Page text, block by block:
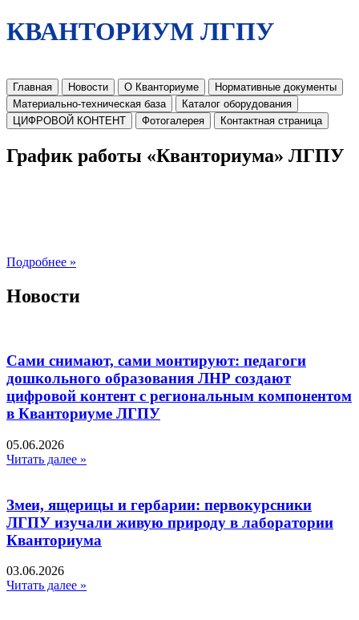
КВАНТОРИУМ ЛГПУ
Главная Новости О Кванториуме
Нормативные документы
Материально-техническая база
Каталог оборудования
ЦИФРОВОЙ КОНТЕНТ
Фотогалерея Контактная страница
График работы «Кванториума» ЛГПУ
Подробнее »
Новости
Сами снимают, сами монтируют: педагоги
дошкольного образования ЛНР создают
цифровой контент с региональным компонентом
в Кванториуме ЛГПУ​
05.06.2026
Читать далее »
Змеи, ящерицы и гербарии: первокурсники
ЛГПУ изучали живую природу в лаборатории
Кванториума
03.06.2026
Читать далее »